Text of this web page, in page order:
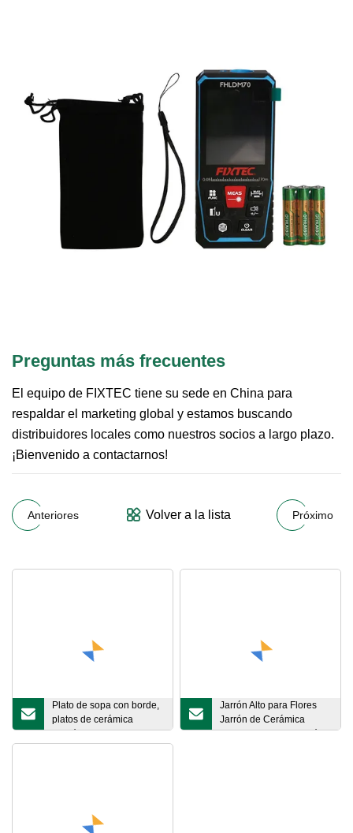
Preguntas más frecuentes
El equipo de FIXTEC tiene su sede en China para
respaldar el marketing global y estamos buscando
distribuidores locales como nuestros socios a largo plazo.
¡Bienvenido a contactarnos!
Anteriores Volver a la lista Próximo
Plato de sopa con borde,
platos de cerámica
marrón claro para
Jarrón Alto para Flores
Jarrón de Cerámica
Blanca para Decoración